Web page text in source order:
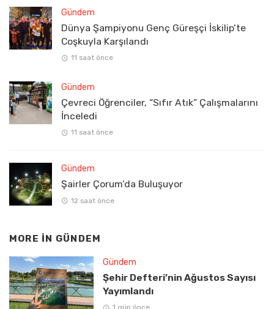
Gündem
Dünya Şampiyonu Genç Güreşçi İskilip’te
Coşkuyla Karşılandı
11 saat önce
Gündem
Çevreci Öğrenciler, “Sıfır Atık” Çalışmalarını
İnceledi
11 saat önce
Gündem
Şairler Çorum’da Buluşuyor
12 saat önce
MORE IN GÜNDEM
Gündem
Şehir Defteri’nin Ağustos Sayısı
Yayımlandı